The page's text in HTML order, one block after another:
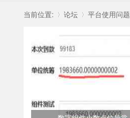
当前位置: 论坛 平台使用问题